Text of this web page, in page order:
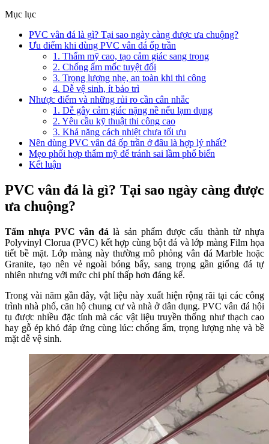
Mục lục
PVC vân đá là gì? Tại sao ngày càng được ưa chuộng?
Ưu điểm khi dùng PVC vân đá ốp trần
1. Thẩm mỹ cao, tạo cảm giác sang trọng
2. Chống ẩm mốc tuyệt đối
3. Trọng lượng nhẹ, an toàn khi thi công
4. Dễ vệ sinh, ít bảo trì
Nhược điểm và những rủi ro cần cân nhắc
1. Dễ gây cảm giác nặng nề nếu lạm dụng
2. Yêu cầu kỹ thuật thi công cao
3. Khả năng cách nhiệt chưa tối ưu
Nên dùng PVC vân đá ốp trần ở đâu là hợp lý nhất?
Mẹo phối hợp thẩm mỹ để tránh sai lầm phổ biến
Kết luận
PVC vân đá là gì? Tại sao ngày càng được
ưa chuộng?
Tấm nhựa PVC vân đá là sản phẩm được cấu thành từ nhựa
Polyvinyl Clorua (PVC) kết hợp cùng bột đá và lớp màng Film họa
tiết bề mặt. Lớp màng này thường mô phỏng vân đá Marble hoặc
Granite, tạo nên vẻ ngoài bóng bẩy, sang trọng gần giống đá tự
nhiên nhưng với mức chi phí thấp hơn đáng kể.
Trong vài năm gần đây, vật liệu này xuất hiện rộng rãi tại các công
trình nhà phố, căn hộ chung cư và nhà ở dân dụng. PVC vân đá hội
tụ được nhiều đặc tính mà các vật liệu truyền thống như thạch cao
hay gỗ ép khó đáp ứng cùng lúc: chống ẩm, trọng lượng nhẹ và bề
mặt dễ vệ sinh.